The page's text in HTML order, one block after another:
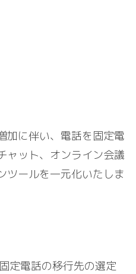
加に伴い、電話を固定電
ャット、オンライン会議
ツールを一元化いたしま
定電話の移行先の選定